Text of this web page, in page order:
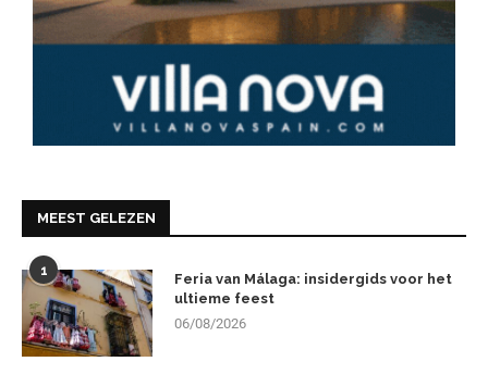
MEEST GELEZEN
1
Feria van Málaga: insidergids voor het
ultieme feest
06/08/2026